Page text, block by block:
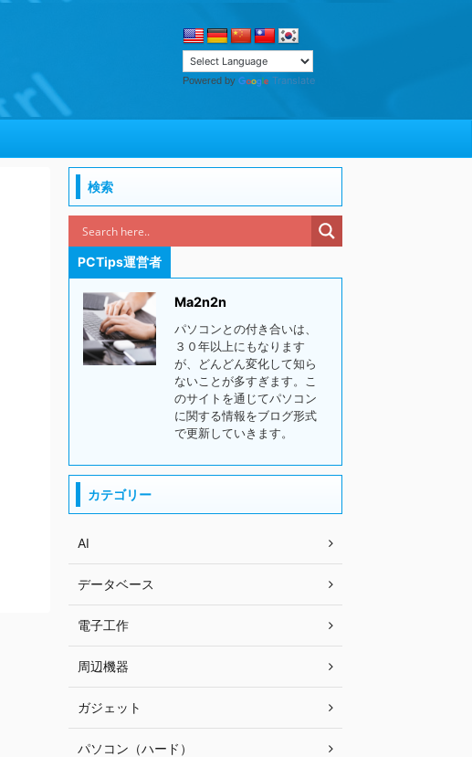
Powered by Translate
検索
PCTips運営者
Ma2n2n
パソコンとの付き合いは、
３０年以上にもなります
が、どんどん変化して知ら
ないことが多すぎます。こ
のサイトを通じてパソコン
に関する情報をブログ形式
で更新していきます。
カテゴリー
AI
データベース
電子工作
周辺機器
ガジェット
パソコン（ハード）